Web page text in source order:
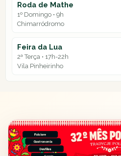
Roda de Mathe
1º Domingo • 9h
Chimarródromo
Feira da Lua
2ª Terça • 17h-22h
Vila Pinheirinho